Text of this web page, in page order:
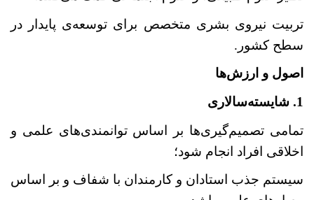
تربیت نیروی بشری متخصص برای توسعهی پایدار در
سطح کشور.
اصول و ارزش‌ها
1. شایسته‌سالاری
تمامی تصمیم‌گیری‌ها بر اساس توانمندی‌های علمی و
اخلاقی افراد انجام ‌شود؛
سیستم جذب استادان و کارمندان با شفاف و بر اساس